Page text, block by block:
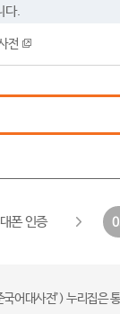
다.
전
폰 인증
어대사전’) 누리집